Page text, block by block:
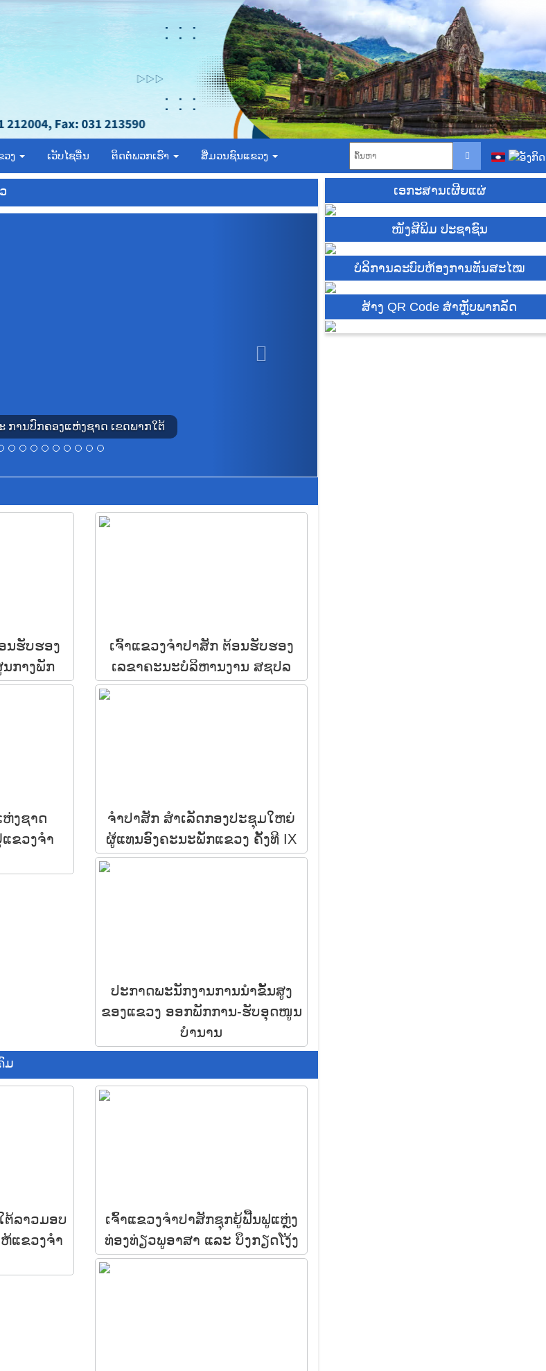
ວງ ເວັບໄຊອື່ນ ຕິດຕໍ່ພວກເຮົາ ສື່ມວນຊົນແຂວງ
ການປົກຄອງແຫ່ງຊາດ ເຂດພາກໃຕ້
ນຮັບຮອງ
ກາງພັກ
ເຈົ້າແຂວງຈຳປາສັກ ຕ້ອນຮັບຮອງ
ເລຂາຄະນະບໍລິຫານງານ ສຊປລ
ງຊາດ
ຂວງຈໍາ
ຈໍາປາສັກ ສໍາເລັດກອງປະຊຸມໃຫຍ່
ຜູ້ແທນອົງຄະນະພັກແຂວງ ຄັ້ງທີ IX
ປະກາດພະນັກງານການນໍາຂັ້ນສູງ
ຂອງແຂວງ ອອກພັກການ-ຮັບອຸດໜູນ
ບໍານານ
ມ
ລາວມອບ
ແຂວງຈຳ
ເຈົ້າແຂວງຈໍາປາສັກຊຸກຍູ້ຟື້ນຟູແຫຼ່ງ
ທ່ອງທ່ຽວ​ພູອາສາ ແລະ​ ບຶງກຽດໂງ້ງ
ເອກະສານເຜີຍແຜ່
ໜັງສີພິມ ປະຊາຊົນ
ບໍ​ລິ​ການ​ລະບົບຫ້ອງການທັນສະໄໝ
ສ້າງ QR Code ສຳຫຼັບພາກລັດ